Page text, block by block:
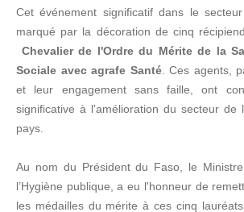
Cet événement significatif dans le
marqué par la décoration de cinq
Chevalier de l'Ordre du Mérite de la
Sociale avec agrafe Santé. Ces agents,
et leur engagement sans faille, ont
significative à l'amélioration du secteur de
pays.
Au nom du Président du Faso, le
l’Hygiène publique, a eu l'honneur de
les médailles du mérite à ces cinq